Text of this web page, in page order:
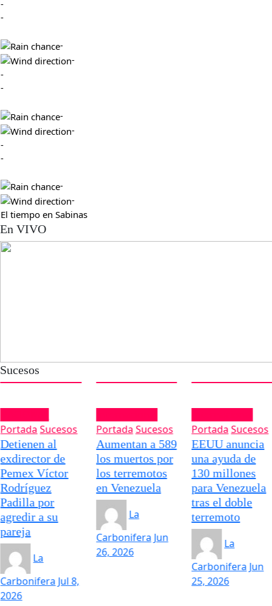
-
-
-
-
-
-
-
-
-
-
-
-
El tiempo en Sabinas
En VIVO
Sucesos
Portada Sucesos
Detienen al
exdirector de
Pemex Víctor
Rodríguez
Padilla por
agredir a su
pareja
La
Carbonifera Jul 8,
2026
Portada Sucesos
Aumentan a 589
los muertos por
los terremotos
en Venezuela
La
Carbonifera Jun
26, 2026
Portada Sucesos
EEUU anuncia
una ayuda de
130 millones
para Venezuela
tras el doble
terremoto
La
Carbonifera Jun
25, 2026